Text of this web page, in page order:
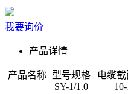
我要询价
产品详情
产品名称 型号规格 电缆截
SY-1/1.0